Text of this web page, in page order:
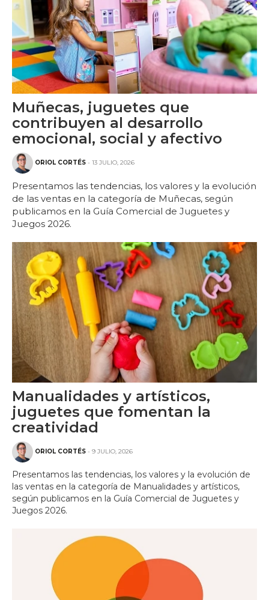
Muñecas, juguetes que
contribuyen al desarrollo
emocional, social y afectivo
ORIOL CORTÉS - 13 JULIO, 2026
Presentamos las tendencias, los valores y la evolución
de las ventas en la categoría de Muñecas, según
publicamos en la Guía Comercial de Juguetes y
Juegos 2026.
Manualidades y artísticos,
juguetes que fomentan la
creatividad
ORIOL CORTÉS - 9 JULIO, 2026
Presentamos las tendencias, los valores y la evolución de
las ventas en la categoría de Manualidades y artísticos,
según publicamos en la Guía Comercial de Juguetes y
Juegos 2026.